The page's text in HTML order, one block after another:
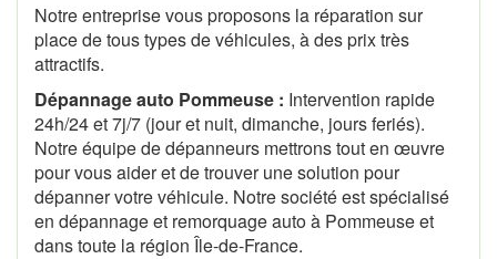
Notre entreprise vous proposons la réparation sur
place de tous types de véhicules, à des prix très
attractifs.
Dépannage auto Pommeuse : Intervention rapide
24h/24 et 7j/7 (jour et nuit, dimanche, jours feriés).
Notre équipe de dépanneurs mettrons tout en œuvre
pour vous aider et de trouver une solution pour
dépanner votre véhicule. Notre société est spécialisé
en dépannage et remorquage auto à Pommeuse et
dans toute la région Île-de-France.